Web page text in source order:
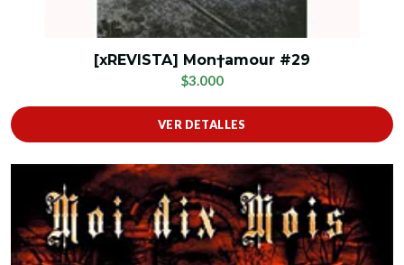
[xREVISTA] Mon†amour #29
$3.000
VER DETALLES